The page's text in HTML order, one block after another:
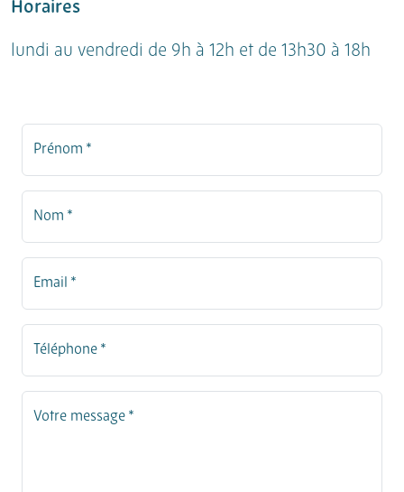
Horaires
lundi au vendredi de 9h à 12h et de 13h30 à 18h
Prénom *
Nom *
Email *
Téléphone *
Votre message *